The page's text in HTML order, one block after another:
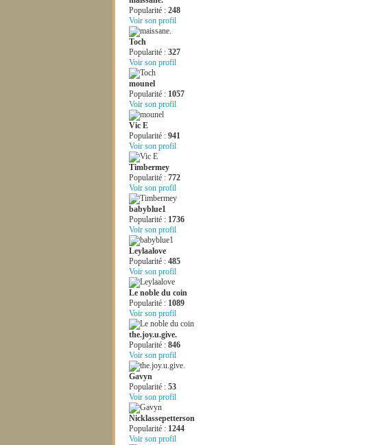
Popularité : 248
Voir son profil
Toch
Popularité : 327
Voir son profil
mounel
Popularité : 1057
Voir son profil
Vic E
Popularité : 941
Voir son profil
Timbermey
Popularité : 772
Voir son profil
babyblue1
Popularité : 1736
Voir son profil
Leylaalove
Popularité : 485
Voir son profil
Le noble du coin
Popularité : 1089
Voir son profil
the.joy.u.give.
Popularité : 846
Voir son profil
Gavyn
Popularité : 53
Voir son profil
Nicklassepetterson
Popularité : 1244
Voir son profil